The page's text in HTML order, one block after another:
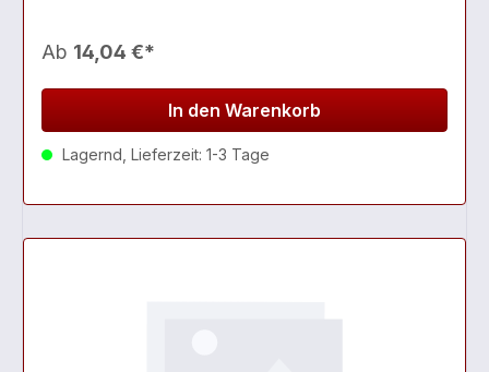
Ab 14,04 €*
In den Warenkorb
Lagernd, Lieferzeit: 1-3 Tage